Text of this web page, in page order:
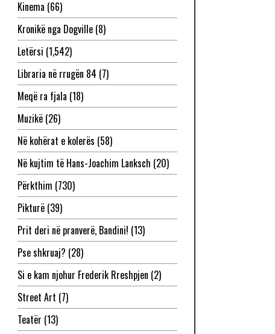
Kinema (66)
Kronikë nga Dogville(8)
Letërsi (1,542)
Libraria në rrugën 84 (7)
Meqë ra fjala (18)
Muzikë(26)
Në kohërat e kolerës (58)
Në kujtim të Hans-Joachim Lanksch (20)
Përkthim (730)
Pikturë(39)
Prit deri në pranverë, Bandini! (13)
Pse shkruaj? (28)
Si e kam njohur Frederik Rreshpjen (2)
Street Art (7)
Teatër (13)